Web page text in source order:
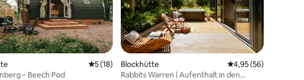
Durchschnittliche Bewertung: 5 von 5, 18 Bewertungen
5 (18)
– Beech Pod
Blockhütte Durchschnittliche
4,95 (56)
Rabbits Warren | Aufenthalt in den